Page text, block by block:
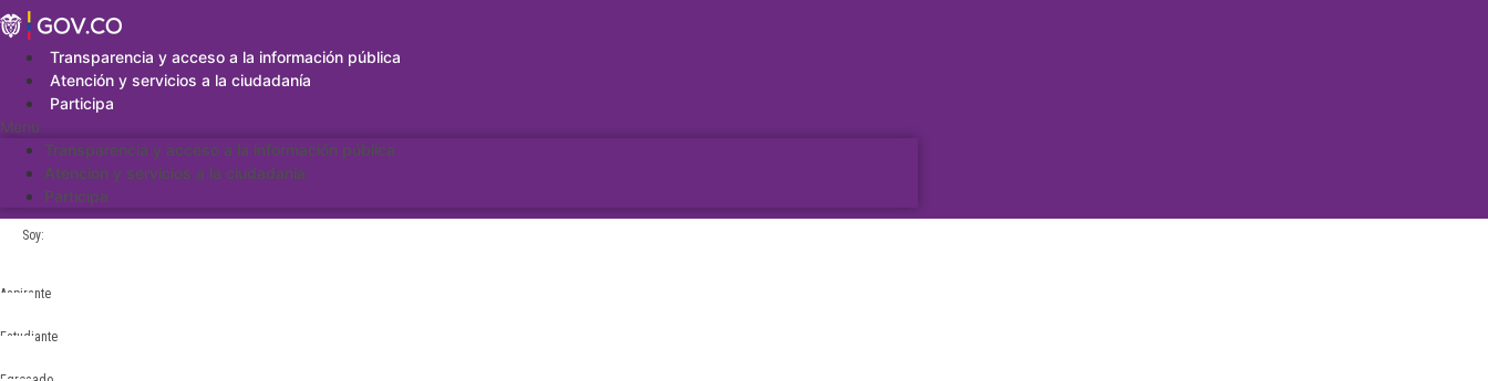
Saltar
al
contenidoTransparencia y acceso a la información pública
Atención y servicios a la ciudadanía
Participa
Menu
Transparencia y acceso a la información pública
Atención y servicios a la ciudadanía
Participa
Soy:
Aspirante
Estudiante